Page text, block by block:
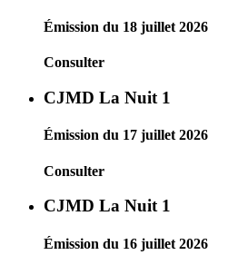
Émission du 18 juillet 2026
Consulter
CJMD La Nuit 1
Émission du 17 juillet 2026
Consulter
CJMD La Nuit 1
Émission du 16 juillet 2026